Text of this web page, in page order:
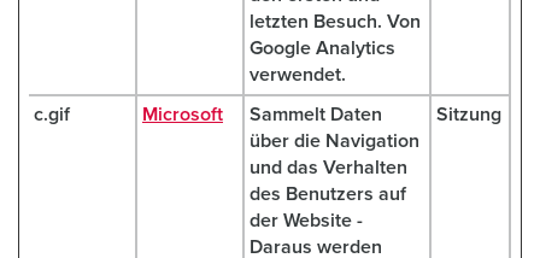
letzten Besuch. Von
Google Analytics
verwendet.
c.gif Microsoft
Sammelt Daten
über die Navigation
und das Verhalten
des Benutzers auf
der Website -
Daraus werden
Sitzung